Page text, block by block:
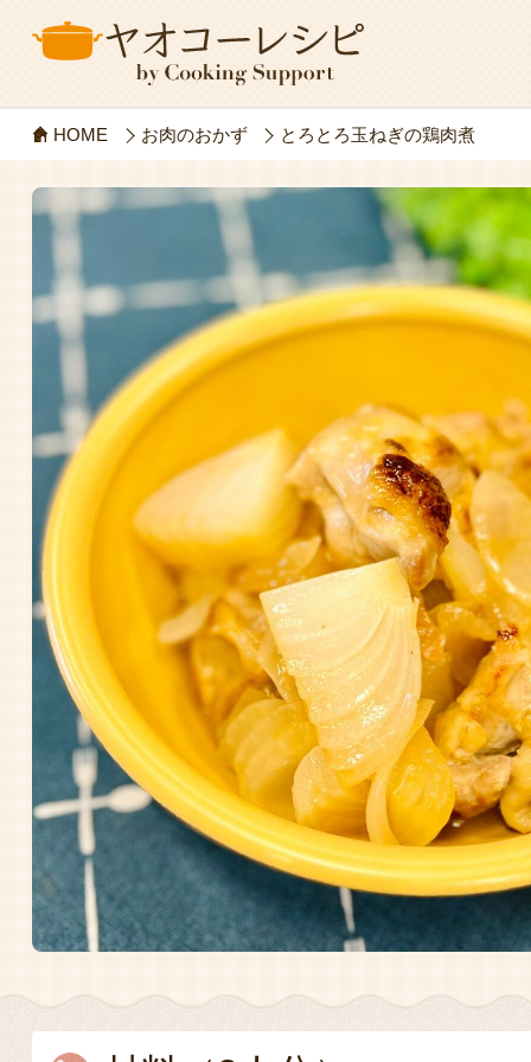
HOME お肉のおかず とろとろ玉ねぎの鶏肉煮